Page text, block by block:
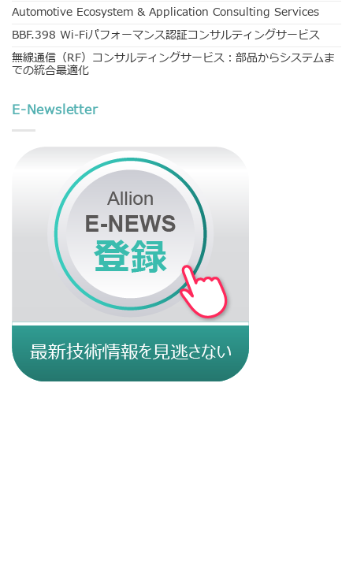
Automotive Ecosystem & Application Consulting Services
BBF.398 Wi-Fiパフォーマンス認証コンサルティングサービス
無線通信（RF）コンサルティングサービス：部品からシステムま
での統合最適化
E-Newsletter